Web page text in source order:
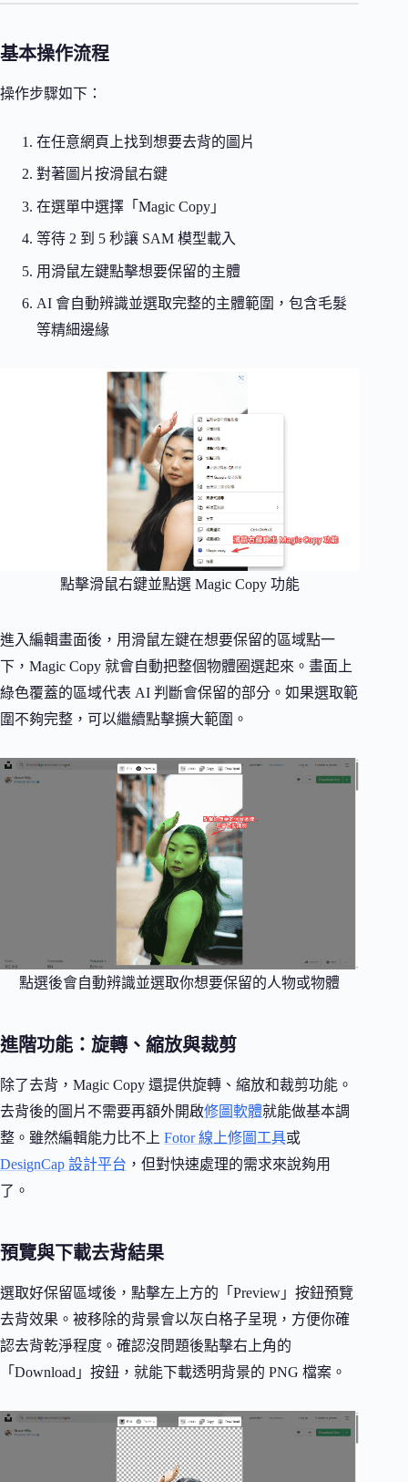
基本操作流程
操作步驟如下：
在任意網頁上找到想要去背的圖片
對著圖片按滑鼠右鍵
在選單中選擇「Magic Copy」
等待 2 到 5 秒讓 SAM 模型載入
用滑鼠左鍵點擊想要保留的主體
AI 會自動辨識並選取完整的主體範圍，包含毛髮
等精細邊緣
點擊滑鼠右鍵並點選 Magic Copy 功能
進入編輯畫面後，用滑鼠左鍵在想要保留的區域點一
下，Magic Copy 就會自動把整個物體圈選起來。畫面上
綠色覆蓋的區域代表 AI 判斷會保留的部分。如果選取範
圍不夠完整，可以繼續點擊擴大範圍。
點選後會自動辨識並選取你想要保留的人物或物體
進階功能：旋轉、縮放與裁剪
除了去背，Magic Copy 還提供旋轉、縮放和裁剪功能。
去背後的圖片不需要再額外開啟修圖軟體就能做基本調
整。雖然編輯能力比不上 Fotor 線上修圖工具或
DesignCap 設計平台 ，但對快速處理的需求來說夠用
了。
預覽與下載去背結果
選取好保留區域後，點擊左上方的「Preview」按鈕預覽
去背效果。被移除的背景會以灰白格子呈現，方便你確
認去背乾淨程度。確認沒問題後點擊右上角的
「Download」按鈕，就能下載透明背景的 PNG 檔案。